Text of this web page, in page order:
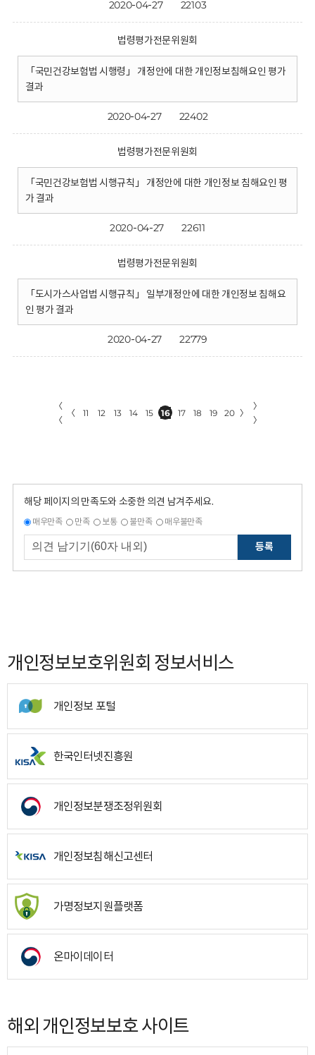
2020-04-27 22103
법령평가전문위원회
「국민건강보험법 시행령」 개정안에 대한 개인정보침해요인 평가
결과
2020-04-27 22402
법령평가전문위원회
「국민건강보험법 시행규칙」 개정안에 대한 개인정보 침해요인 평
가 결과
2020-04-27 22611
법령평가전문위원회
「도시가스사업법 시행규칙」 일부개정안에 대한 개인정보 침해요
인 평가 결과
2020-04-27 22779
〈
〈
〈 11 12 13 14 15 16 17 18 19 20 〉
〉
〉
해당 페이지의 만족도와 소중한 의견 남겨주세요.
매우만족 만족 보통 불만족 매우불만족
등록
개인정보보호위원회 정보서비스
개인정보 포털
한국인터넷진흥원
개인정보분쟁조정위원회
개인정보침해신고센터
가명정보지원플랫폼
온마이데이터
해외 개인정보보호 사이트